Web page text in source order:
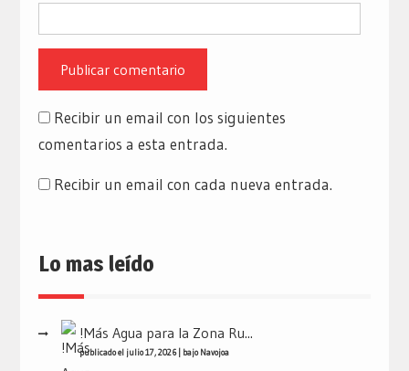
Recibir un email con los siguientes
comentarios a esta entrada.
Recibir un email con cada nueva entrada.
Lo mas leído
!Más Agua para la Zona Ru...
publicado el julio 17, 2026| bajoNavojoa